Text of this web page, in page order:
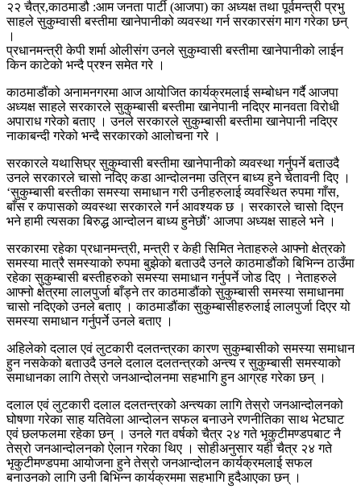
२२ चैत्र,काठमाडौ :आम जनता पार्टी (आजपा) का अध्यक्ष तथा पूर्वमन्त्री प्रभु
साहले सुकुम्वासी बस्तीमा खानेपानीको व्यवस्था गर्न सरकारसंग माग गरेका छन्
।
प्रधानमन्त्री केपी शर्मा ओलीसंग उनले सुकुम्वासी बस्तीमा खानेपानीको लाईन
किन काटेको भन्दै प्रश्न समेत गरे ।
काठमाडौंको अनामनगरमा आज आयोजित कार्यक्रमलाई सम्बोधन गर्दै आजपा
अध्यक्ष साहले सरकारले सुकुम्बासी बस्तीमा खानेपानी नदिएर मानवता विरोधी
अपाराध गरेको बताए । उनले सरकारले सुकुम्बासी बस्तीमा खानेपानी नदिएर
नाकाबन्दी गरेको भन्दै सरकारको आलोचना गरे ।
सरकारले यथासिघ्र सुकुम्वासी बस्तीमा खानेपानीको व्यवस्था गर्नुपर्ने बताउदै
उनले सरकारले चासो नदिए कडा आन्दोलनमा उत्रिन बाध्य हुने चेतावनी दिए ।
‘सुकुम्बासी बस्तीका समस्या समाधान गरी उनीहरुलाई व्यवस्थित रुपमा गाँस,
बाँस र कपासको व्यवस्था सरकारले गर्न आवश्यक छ । सरकारले चासो दिएन
भने हामी त्यसका बिरुद्ध आन्दोलन बाध्य हुनेछौं’ आजपा अध्यक्ष साहले भने ।
सरकारमा रहेका प्रधानमन्त्री, मन्त्री र केही सिमित नेताहरुले आफ्नो क्षेत्रको
समस्या मात्रै समस्याको रुपमा बुझेको बताउदै उनले काठमाडौंको बिभिन्न ठाउँमा
रहेका सुकुम्बासी बस्तीहरुको समस्या समाधान गर्नुपर्ने जोड दिए । नेताहरुले
आफ्नो क्षेत्रमा लालपुर्जा बाँड्ने तर काठमाडौंको सुकुम्बासी समस्या समाधानमा
चासो नदिएको उनले बताए । काठमाडौंका सुकुम्बासीहरुलाई लालपुर्जा दिएर यो
समस्या समाधान गर्नुपर्ने उनले बताए ।
अहिलेको दलाल एवं लुटकारी दलतन्त्रका कारण सुकुम्बासीको समस्या समाधान
हुन नसकेको बताउदै उनले दलाल दलतन्त्रको अन्त्य र सुकुम्बासी समस्याको
समाधानका लागि तेस्रो जनआन्दोलनमा सहभागि हुन आग्रह गरेका छन् ।
दलाल एवं लुटकारी दलाल दलतन्त्रको अन्त्यका लागि तेस्रो जनआन्दोलनको
घोषणा गरेका साह यतिवेला आन्दोलन सफल बनाउने रणनीतिका साथ भेटघाट
एवं छलफलमा रहेका छन् । उनले गत वर्षको चैत्र २४ गते भृकुटीमण्डपबाट नै
तेस्रो जनआन्दोलनको ऐलान गरेका थिए । सोहीअनुसार यही चैत्र २४ गते
भृकुटीमण्डपमा आयोजना हुने तेस्रो जनआन्दोलन कार्यक्रमलाई सफल
बनाउनको लागि उनी बिभिन्न कार्यक्रममा सहभागि हुदैआएका छन् ।